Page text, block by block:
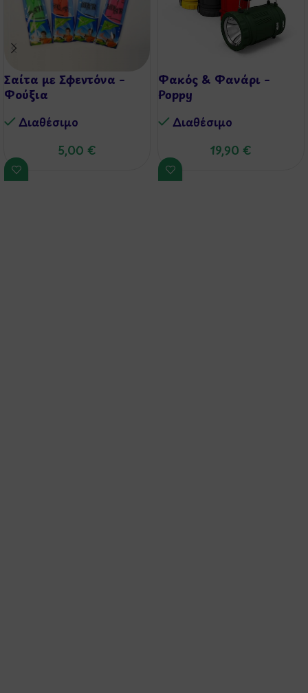
Σαίτα με Σφεντόνα –
Φούξια
Διαθέσιμo
5,00 €
Φακός & Φανάρι –
Poppy
Διαθέσιμo
19,90 €